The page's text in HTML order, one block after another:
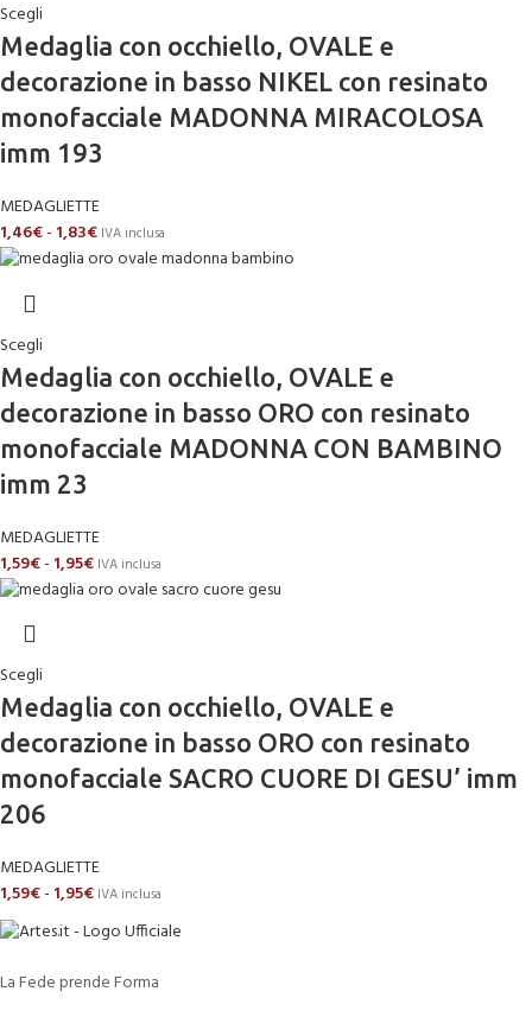
Scegli
Medaglia con occhiello, OVALE e
decorazione in basso NIKEL con resinato
monofacciale MADONNA MIRACOLOSA
imm 193
MEDAGLIETTE
1,46€- 1,83€ IVA inclusa
Scegli
Medaglia con occhiello, OVALE e
decorazione in basso ORO con resinato
monofacciale MADONNA CON BAMBINO
imm 23
MEDAGLIETTE
1,59€- 1,95€ IVA inclusa
Scegli
Medaglia con occhiello, OVALE e
decorazione in basso ORO con resinato
monofacciale SACRO CUORE DI GESU’ imm
206
MEDAGLIETTE
1,59€- 1,95€ IVA inclusa
La Fede prende Forma